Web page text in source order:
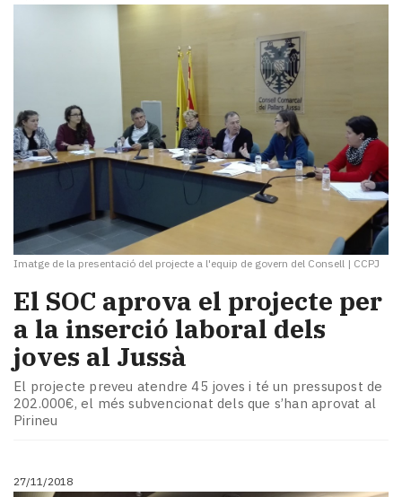
Imatge de la presentació del projecte a l'equip de govern del Consell | CCPJ
El SOC aprova el projecte per
a la inserció laboral dels
joves al Jussà
El projecte preveu atendre 45 joves i té un pressupost de
202.000€, el més subvencionat dels que s’han aprovat al
Pirineu
27/11/2018